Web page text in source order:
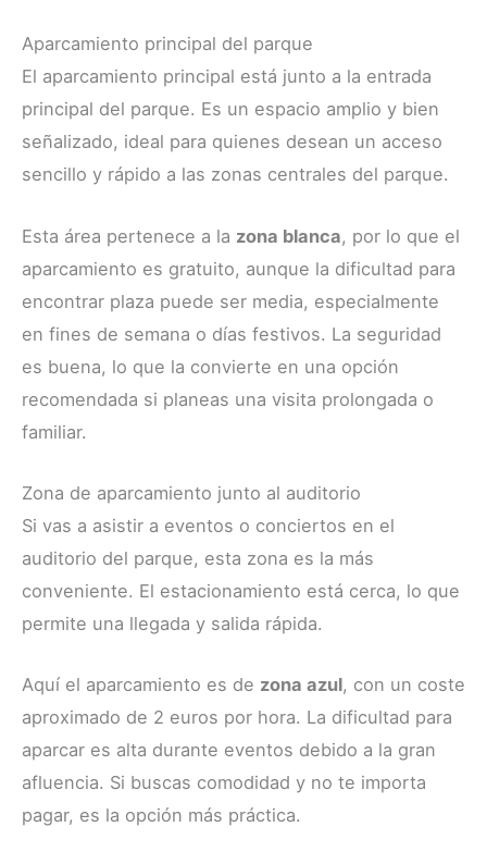
Aparcamiento principal del parque
El aparcamiento principal está junto a la entrada
principal del parque. Es un espacio amplio y bien
señalizado, ideal para quienes desean un acceso
sencillo y rápido a las zonas centrales del parque.
Esta área pertenece a la zona blanca, por lo que el
aparcamiento es gratuito, aunque la dificultad para
encontrar plaza puede ser media, especialmente
en fines de semana o días festivos. La seguridad
es buena, lo que la convierte en una opción
recomendada si planeas una visita prolongada o
familiar.
Zona de aparcamiento junto al auditorio
Si vas a asistir a eventos o conciertos en el
auditorio del parque, esta zona es la más
conveniente. El estacionamiento está cerca, lo que
permite una llegada y salida rápida.
Aquí el aparcamiento es de zona azul, con un coste
aproximado de 2 euros por hora. La dificultad para
aparcar es alta durante eventos debido a la gran
afluencia. Si buscas comodidad y no te importa
pagar, es la opción más práctica.